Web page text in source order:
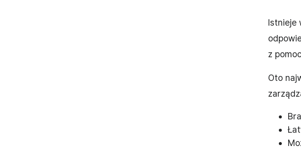
Istnieje
z
Oto